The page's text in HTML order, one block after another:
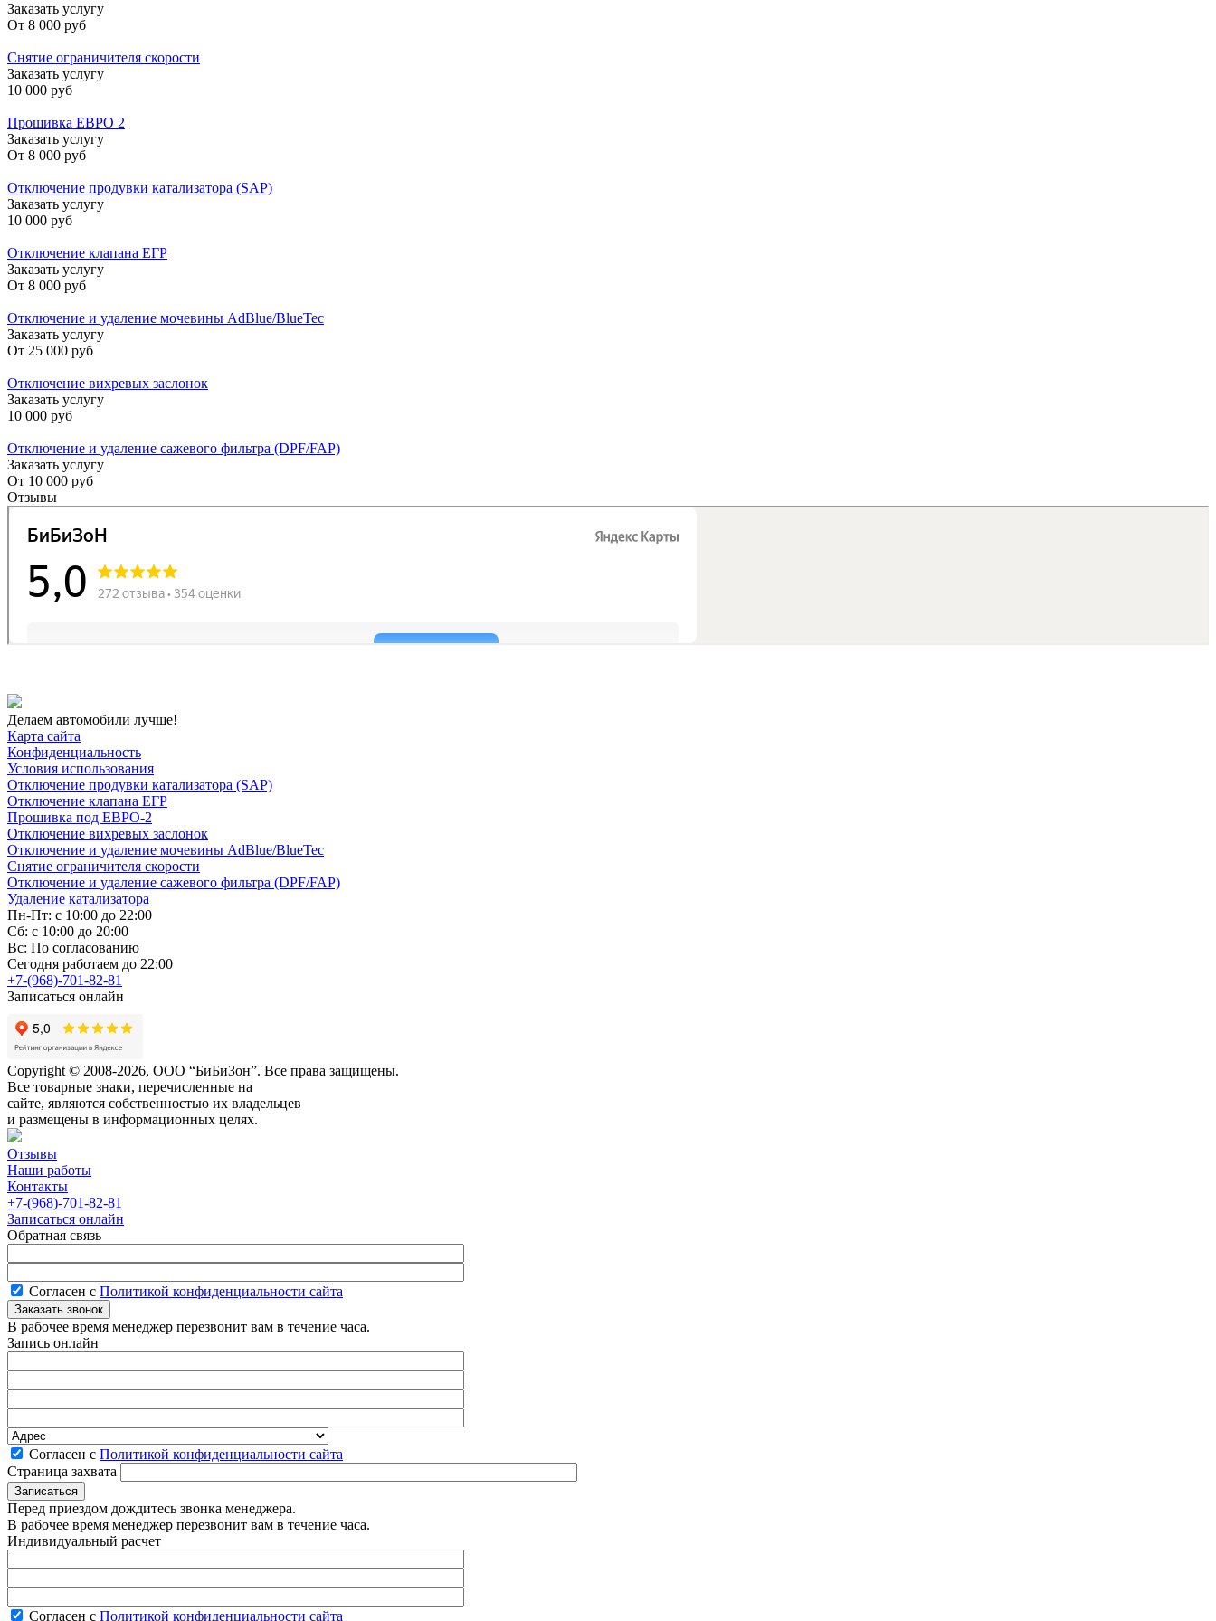
Заказать услугу
От 8 000 руб
Снятие ограничителя скорости
Заказать услугу
10 000 руб
Прошивка ЕВРО 2
Заказать услугу
От 8 000 руб
Отключение продувки катализатора (SAP)
Заказать услугу
10 000 руб
Отключение клапана ЕГР
Заказать услугу
От 8 000 руб
Отключение и удаление мочевины AdBlue/BlueTec
Заказать услугу
От 25 000 руб
Отключение вихревых заслонок
Заказать услугу
10 000 руб
Отключение и удаление сажевого фильтра (DPF/FAP)
Заказать услугу
От 10 000 руб
Отзывы
Делаем автомобили лучше!
Карта сайта
Конфиденциальность
Условия использования
Отключение продувки катализатора (SAP)
Отключение клапана ЕГР
Прошивка под ЕВРО-2
Отключение вихревых заслонок
Отключение и удаление мочевины AdBlue/BlueTec
Снятие ограничителя скорости
Отключение и удаление сажевого фильтра (DPF/FAP)
Удаление катализатора
Пн-Пт: с 10:00 до 22:00
Сб: с 10:00 до 20:00
Вс: По согласованию
Сегодня работаем до 22:00
+7-(968)-701-82-81
Записаться онлайн
Copyright © 2008-2026, ООО “БиБиЗон”. Все права защищены.
Все товарные знаки, перечисленные на
сайте, являются собственностью их владельцев
и размещены в информационных целях.
Отзывы
Наши работы
Контакты
+7-(968)-701-82-81
Записаться онлайн
Обратная связь
Согласен с Политикой конфиденциальности сайта
В рабочее время менеджер перезвонит вам в течение часа.
Запись онлайн
Согласен с Политикой конфиденциальности сайта
Страница захвата
Перед приездом дождитесь звонка менеджера.
В рабочее время менеджер перезвонит вам в течение часа.
Индивидуальный расчет
Согласен с Политикой конфиденциальности сайта